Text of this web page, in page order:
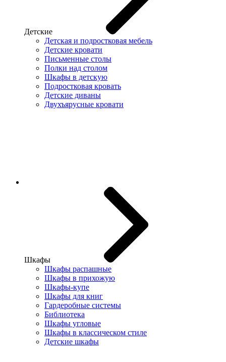
Детские
Детская и подростковая мебель
Детские кровати
Письменные столы
Полки над столом
Шкафы в детскую
Подростковая кровать
Детские диваны
Двухъярусные кровати
Шкафы
Шкафы распашные
Шкафы в прихожую
Шкафы-купе
Шкафы для книг
Гардеробные системы
Библиотека
Шкафы угловые
Шкафы в классическом стиле
Детские шкафы